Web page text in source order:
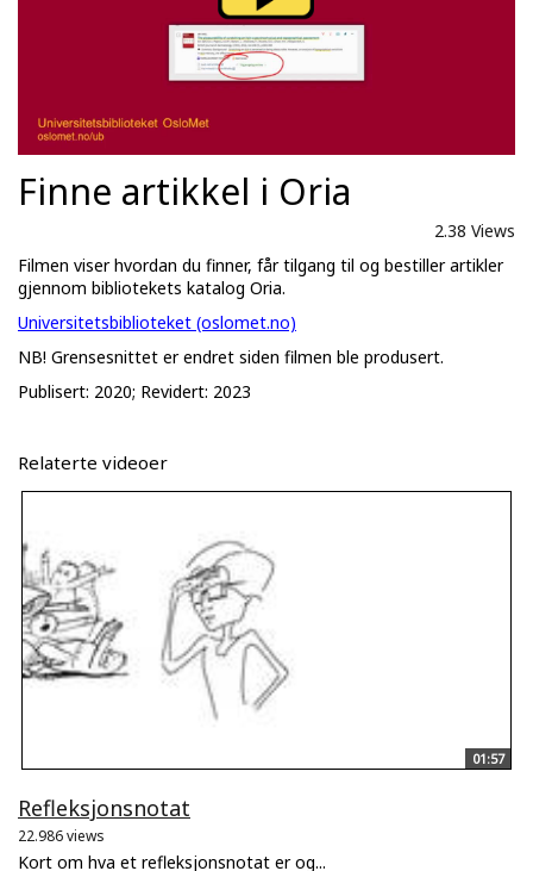
Finne artikkel i Oria
2.38 Views
Filmen viser hvordan du finner, får tilgang til og bestiller artikler
gjennom bibliotekets katalog Oria.
Universitetsbiblioteket (oslomet.no)
NB! Grensesnittet er endret siden filmen ble produsert.
Publisert: 2020; Revidert: 2023
Relaterte videoer
01:57
Refleksjonsnotat
22.986 views
Kort om hva et refleksjonsnotat er og...